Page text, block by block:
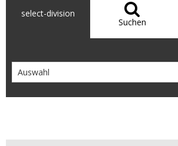
select-division 
Suchen